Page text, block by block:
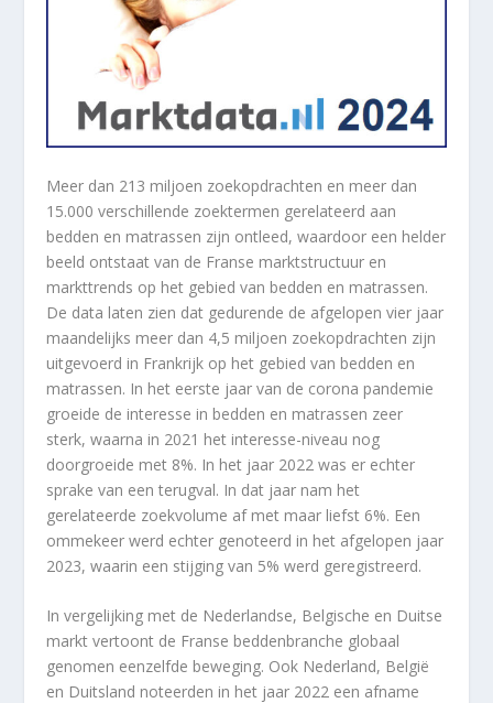
Meer dan 213 miljoen zoekopdrachten en meer dan
15.000 verschillende zoektermen gerelateerd aan
bedden en matrassen zijn ontleed, waardoor een helder
beeld ontstaat van de Franse marktstructuur en
markttrends op het gebied van bedden en matrassen.
De data laten zien dat gedurende de afgelopen vier jaar
maandelijks meer dan 4,5 miljoen zoekopdrachten zijn
uitgevoerd in Frankrijk op het gebied van bedden en
matrassen. In het eerste jaar van de corona pandemie
groeide de interesse in bedden en matrassen zeer
sterk, waarna in 2021 het interesse-niveau nog
doorgroeide met 8%. In het jaar 2022 was er echter
sprake van een terugval. In dat jaar nam het
gerelateerde zoekvolume af met maar liefst 6%. Een
ommekeer werd echter genoteerd in het afgelopen jaar
2023, waarin een stijging van 5% werd geregistreerd.
In vergelijking met de Nederlandse, Belgische en Duitse
markt vertoont de Franse beddenbranche globaal
genomen eenzelfde beweging. Ook Nederland, België
en Duitsland noteerden in het jaar 2022 een afname